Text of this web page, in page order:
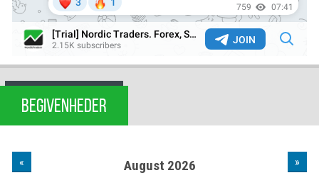
BEGIVENHEDER
« August 2026 »